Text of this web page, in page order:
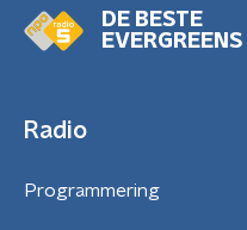
DE BESTE
EVERGREENS
Radio
Programmering